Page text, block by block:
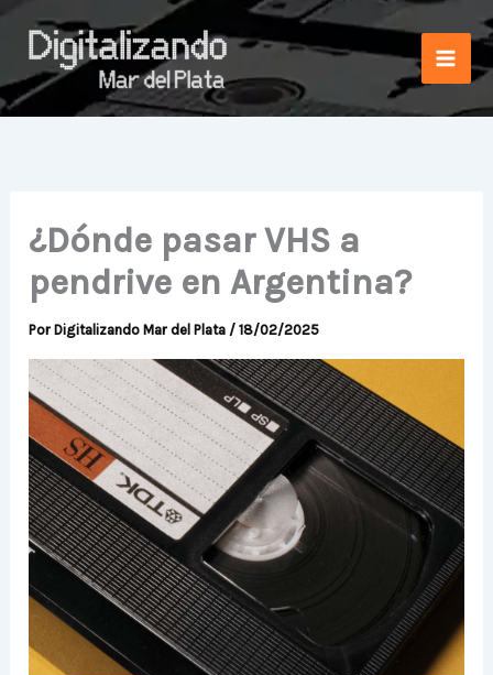
Ir
contenido
¿Dónde pasar VHS a
pendrive en Argentina?
PorDigitalizando Mar del Plata /18/02/2025